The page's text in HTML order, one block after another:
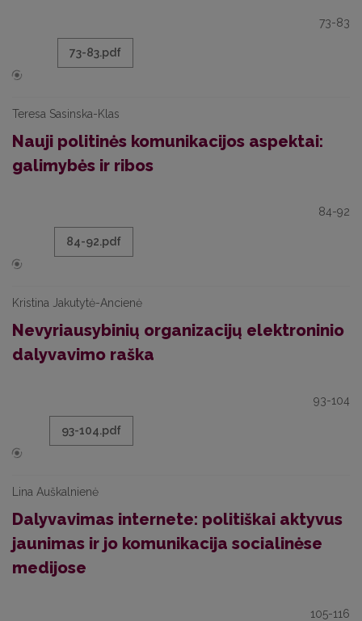
73-83
73-83.pdf
Teresa Sasinska-Klas
Nauji politinės komunikacijos aspektai:
galimybės ir ribos
84-92
84-92.pdf
Kristina Jakutytė-Ancienė
Nevyriausybinių organizacijų elektroninio
dalyvavimo raška
93-104
93-104.pdf
Lina Auškalnienė
Dalyvavimas internete: politiškai aktyvus
jaunimas ir jo komunikacija socialinėse
medijose
105-116